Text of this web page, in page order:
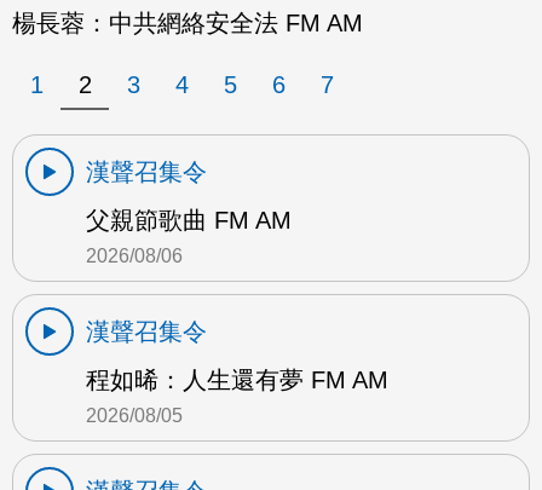
楊長蓉：中共網絡安全法 FM AM
1 2 3 4 5 6 7
漢聲召集令
父親節歌曲 FM AM
2026/08/06
漢聲召集令
程如晞：人生還有夢 FM AM
2026/08/05